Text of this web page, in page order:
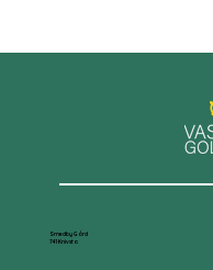
GT+ spel
Smedby Gård
741 Knivsta